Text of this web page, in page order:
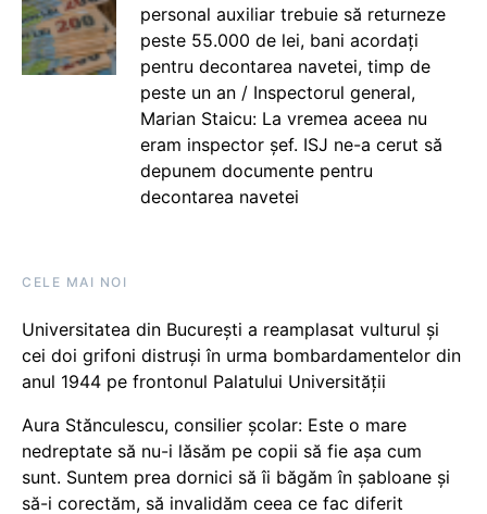
personal auxiliar trebuie să returneze
peste 55.000 de lei, bani acordați
pentru decontarea navetei, timp de
peste un an / Inspectorul general,
Marian Staicu: La vremea aceea nu
eram inspector șef. ISJ ne-a cerut să
depunem documente pentru
decontarea navetei
CELE MAI NOI
Universitatea din București a reamplasat vulturul și
cei doi grifoni distruși în urma bombardamentelor din
anul 1944 pe frontonul Palatului Universității
Aura Stănculescu, consilier școlar: Este o mare
nedreptate să nu-i lăsăm pe copii să fie așa cum
sunt. Suntem prea dornici să îi băgăm în șabloane și
să-i corectăm, să invalidăm ceea ce fac diferit